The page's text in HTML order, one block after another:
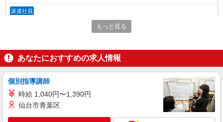
派遣社員
株式会社kotrio /●NG-H-1992410
個別ケア重視！高級シニア住宅で巡回やケアな
時給1500円〜2125円 ＜日払い有/週払い有/交
通費全支給(ガソリン代含む)＞
キープ 詳細を見る
もっと見る
あなたにおすすめの求人情報
個別指導講師
時給 1,040円〜1,390円
仙台市青葉区